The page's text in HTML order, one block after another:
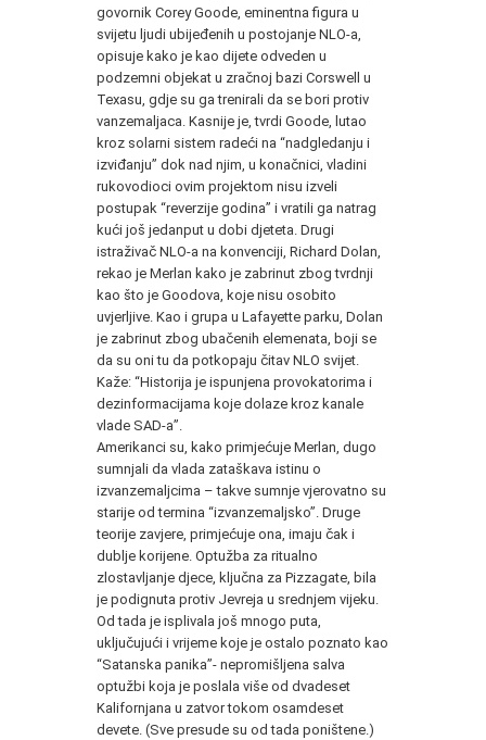
govornik Corey Goode, eminentna figura u
svijetu ljudi ubijeđenih u postojanje NLO-a,
opisuje kako je kao dijete odveden u
podzemni objekat u zračnoj bazi Corswell u
Texasu, gdje su ga trenirali da se bori protiv
vanzemaljaca. Kasnije je, tvrdi Goode, lutao
kroz solarni sistem radeći na “nadgledanju i
izviđanju” dok nad njim, u konačnici, vladini
rukovodioci ovim projektom nisu izveli
postupak “reverzije godina” i vratili ga natrag
kući još jedanput u dobi djeteta. Drugi
istraživač NLO-a na konvenciji, Richard Dolan,
rekao je Merlan kako je zabrinut zbog tvrdnji
kao što je Goodova, koje nisu osobito
uvjerljive. Kao i grupa u Lafayette parku, Dolan
je zabrinut zbog ubačenih elemenata, boji se
da su oni tu da potkopaju čitav NLO svijet.
Kaže: “Historija je ispunjena provokatorima i
dezinformacijama koje dolaze kroz kanale
vlade SAD-a”.
Amerikanci su, kako primjećuje Merlan, dugo
sumnjali da vlada zataškava istinu o
izvanzemaljcima – takve sumnje vjerovatno su
starije od termina “izvanzemaljsko”. Druge
teorije zavjere, primjećuje ona, imaju čak i
dublje korijene. Optužba za ritualno
zlostavljanje djece, ključna za Pizzagate, bila
je podignuta protiv Jevreja u srednjem vijeku.
Od tada je isplivala još mnogo puta,
uključujući i vrijeme koje je ostalo poznato kao
“Satanska panika”- nepromišljena salva
optužbi koja je poslala više od dvadeset
Kalifornjana u zatvor tokom osamdeset
devete. (Sve presude su od tada poništene.)